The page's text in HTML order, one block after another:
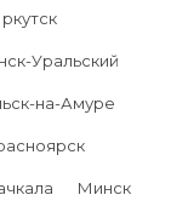
Уральский
на-Амуре
Минск